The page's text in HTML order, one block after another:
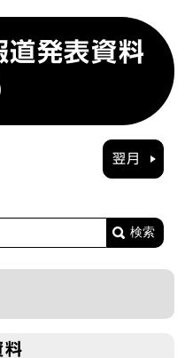
発表資料
翌月
料